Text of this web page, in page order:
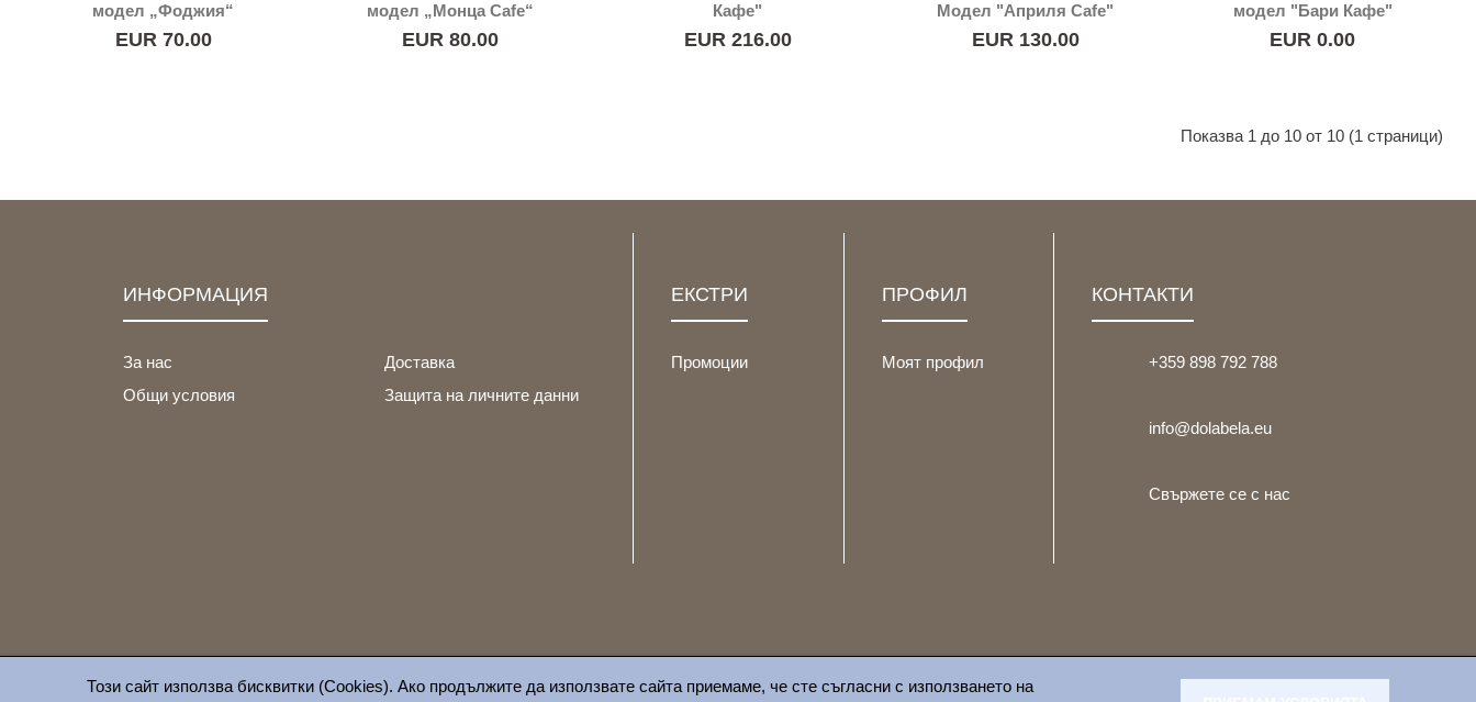
Този сайт използва бисквитки (Cookies). Ако продължите да използвате сайта приемаме, че сте съгласни с използването на
модел „Фоджия“
EUR 70.00
модел „Монца Cafe“
EUR 80.00
Кафе"
EUR 216.00
Модел "Априля Cafe"
EUR 130.00
модел "Бари Кафе"
EUR 0.00
Показва 1 до 10 от 10 (1 страници)
ИНФОРМАЦИЯ
За нас
Общи условия
Доставка
Защита на личните данни
ЕКСТРИ
Промоции
ПРОФИЛ
Моят профил
КОНТАКТИ
+359 898 792 788
info@dolabela.eu
Свържете се с нас